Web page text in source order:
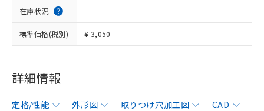
在庫状況
標準価格(税別) ¥ 3,050
詳細情報
定格/性能 外形図 取りつけ穴加工図
CAD